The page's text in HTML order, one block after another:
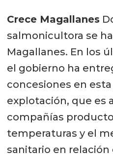
Crece Magallanes
salmonicultora se
Magallanes. En los
el gobierno ha
concesiones en
explotación, que es
compañías
temperaturas y el
sanitario en